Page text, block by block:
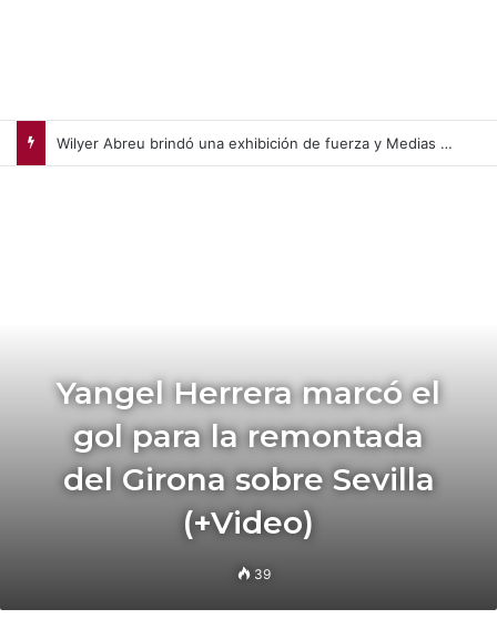
Wilyer Abreu brindó una exhibición de fuerza y Medias Rojas apaleó a Medias Blancas (+Video)
Yangel Herrera marcó el
gol para la remontada
del Girona sobre Sevilla
(+Video)
39